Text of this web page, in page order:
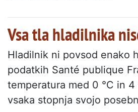
Vsa tla hladilnika
Hladilnik ni povsod enako
podatkih Santé publique
temperatura med 0 °C in 4
vsaka stopnja svojo